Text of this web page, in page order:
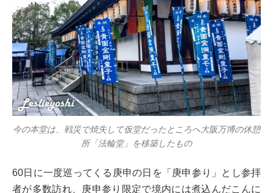
今の本堂は、戦災で焼失して仮堂だったところへ大阪万博の休憩
所「法輪堂」を移築したもの
60日に一度巡ってくる庚申の日を「庚申参り」とし参拝
者が多数訪れ、庚申参り限定で境内には煮込んだこんに